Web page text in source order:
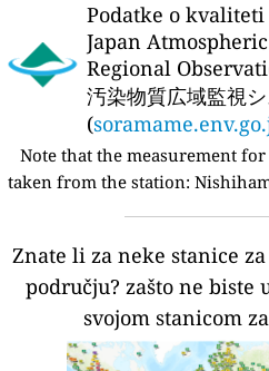
Podatke o
Japan
Regional
汚染物質広域監視
(
Note that the measurement
taken from the station:
Znate li za neke stanice
području? zašto ne biste
svojom stanicom